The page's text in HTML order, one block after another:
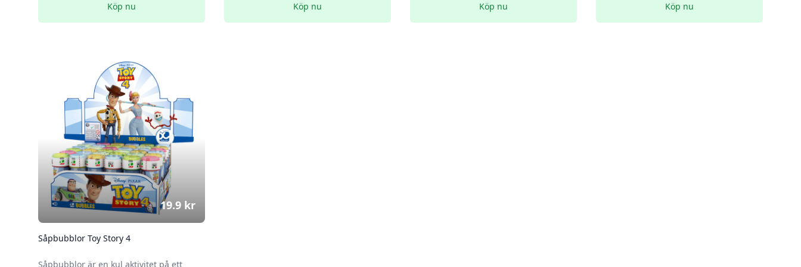
Köp nu Köp nu Köp nu Köp nu
Såpbubblor Toy Story 4
Såpbubblor är en kul aktivitet på ett
19.9 kr